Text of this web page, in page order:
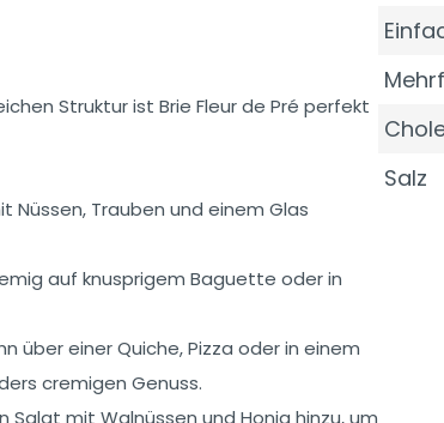
Struktur ist Brie Fleur de Pré perfekt
Nüssen, Trauben und einem Glas
auf knusprigem Baguette oder in
über einer Quiche, Pizza oder in einem
cremigen Genuss.
Salat mit Walnüssen und Honig hinzu, um
Salz